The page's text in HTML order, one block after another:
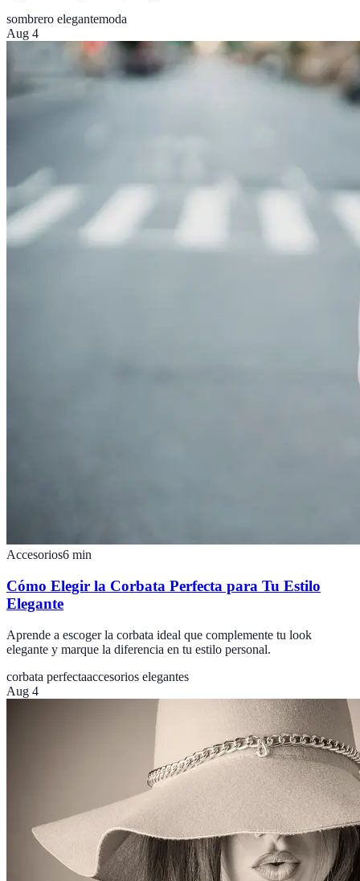
sombrero elegantemoda
Aug 4
Accesorios6 min
Cómo Elegir la Corbata Perfecta para Tu Estilo
Elegante
Aprende a escoger la corbata ideal que complemente tu look
elegante y marque la diferencia en tu estilo personal.
corbata perfectaaccesorios elegantes
Aug 4